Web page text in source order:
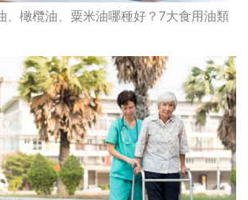
、橄欖油、粟米油哪種好？7大食用油類